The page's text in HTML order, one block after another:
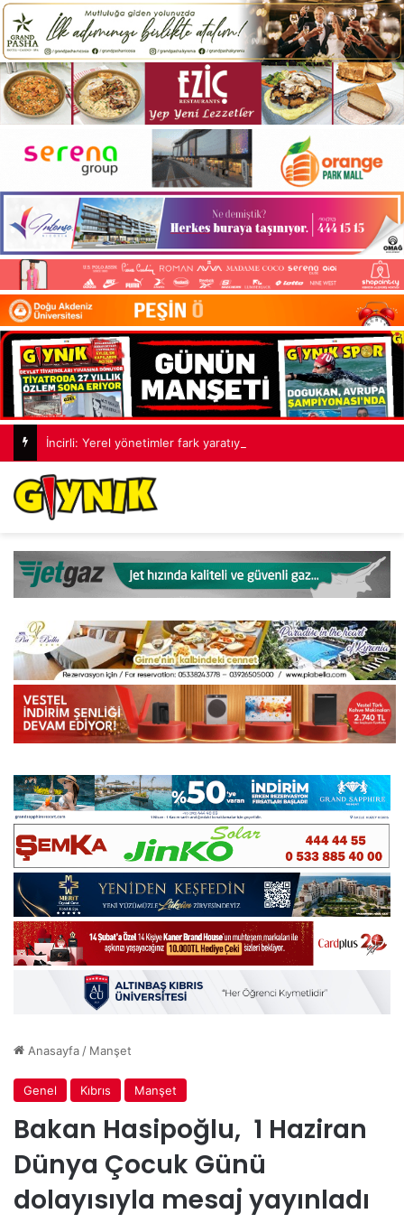
İncirli: Yerel yönetimler fark yaratıyor
Anasayfa / Manşet
Genel Kıbrıs Manşet
Bakan Hasipoğlu, 1 Haziran
Dünya Çocuk Günü
dolayısıyla mesaj yayınladı